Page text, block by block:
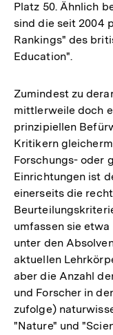
Platz 50. Ähnlich
sind die seit 2004
Rankings" des
Education".
Zumindest zu
mittlerweile doch
prinzipiellen
Kritikern
Forschungs- oder
Einrichtungen ist
einerseits die
umfassen sie
unter den
aktuellen
aber die Anzahl
und Forscher in
zufolge)
"Nature" und